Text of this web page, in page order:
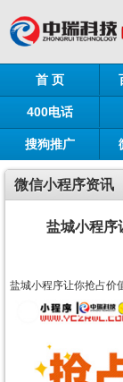
首 页
400电话
搜狗推广
微信小程序资讯
盐城小程序
盐城小程序让你抢占价